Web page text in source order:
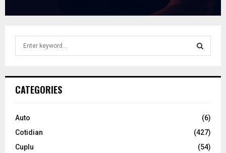
h
o
:
C
CATEGORIES
Auto
(6)
Cotidian
(427)
Cuplu
(54)